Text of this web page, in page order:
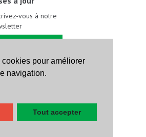
pour améliorer
navigation.
Tout accepter
vous à notre
nous sur les